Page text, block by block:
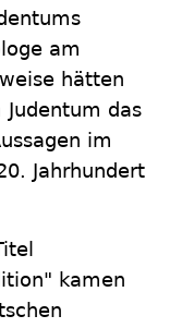
am
hätten
das
im
Jahrhundert
kamen